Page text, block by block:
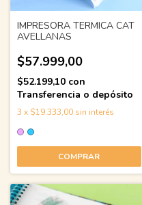
IMPRESORA TERMICA CAT
AVELLANAS
$57.999,00
$52.199,10 con
Transferencia o depósito
3 x $19.333,00 sin interés
COMPRAR